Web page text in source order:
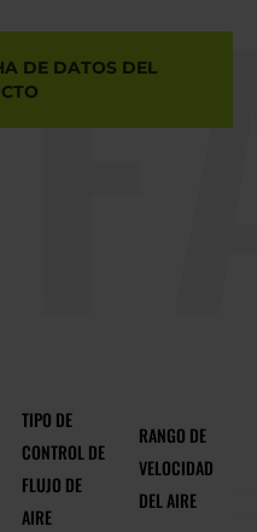
DE DATOS DEL
TIPO DE
CONTROL DE
FLUJO DE
AIRE
RANGO DE
VELOCIDAD
DEL AIRE